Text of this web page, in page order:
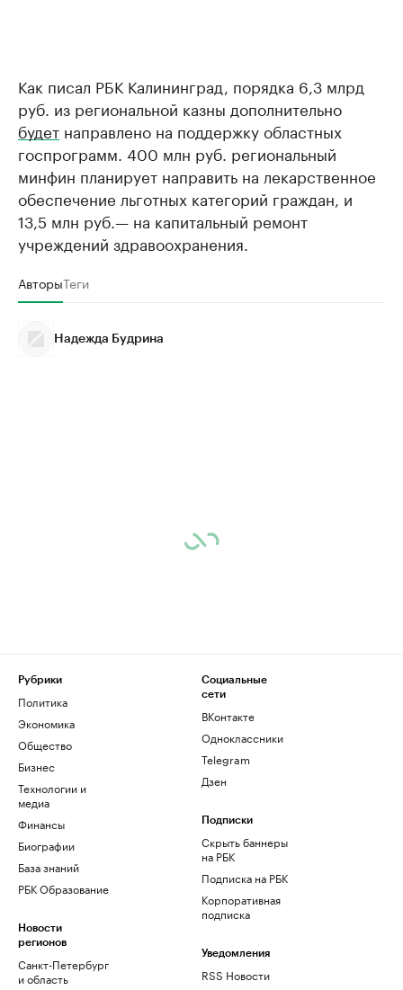
Как писал РБК Калининград, порядка 6,3 млрд
руб. из региональной казны дополнительно
будет направлено на поддержку областных
госпрограмм. 400 млн руб. региональный
минфин планирует направить на лекарственное
обеспечение льготных категорий граждан, и
13,5 млн руб.— на капитальный ремонт
учреждений здравоохранения.
АвторыТеги
Надежда Будрина
Рубрики
Политика
Экономика
Общество
Бизнес
Технологии и
медиа
Финансы
Биографии
База знаний
РБК Образование
Новости
регионов
Санкт-Петербург
и область
Социальные
сети
ВКонтакте
Одноклассники
Telegram
Дзен
Подписки
Скрыть баннеры
на РБК
Подписка на РБК
Корпоративная
подписка
Уведомления
RSS Новости